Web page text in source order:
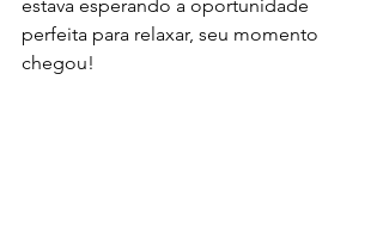
estava esperando a oportunidade
perfeita para relaxar, seu momento
chegou!